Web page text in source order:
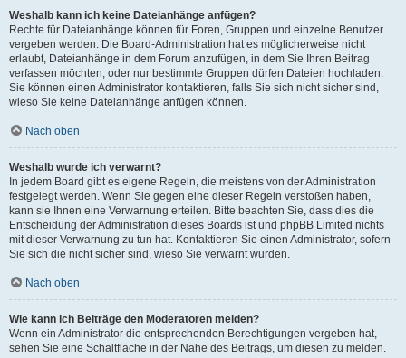
Weshalb kann ich keine Dateianhänge anfügen?
Rechte für Dateianhänge können für Foren, Gruppen und einzelne Benutzer
vergeben werden. Die Board-Administration hat es möglicherweise nicht
erlaubt, Dateianhänge in dem Forum anzufügen, in dem Sie Ihren Beitrag
verfassen möchten, oder nur bestimmte Gruppen dürfen Dateien hochladen.
Sie können einen Administrator kontaktieren, falls Sie sich nicht sicher sind,
wieso Sie keine Dateianhänge anfügen können.
Nach oben
Weshalb wurde ich verwarnt?
In jedem Board gibt es eigene Regeln, die meistens von der Administration
festgelegt werden. Wenn Sie gegen eine dieser Regeln verstoßen haben,
kann sie Ihnen eine Verwarnung erteilen. Bitte beachten Sie, dass dies die
Entscheidung der Administration dieses Boards ist und phpBB Limited nichts
mit dieser Verwarnung zu tun hat. Kontaktieren Sie einen Administrator, sofern
Sie sich die nicht sicher sind, wieso Sie verwarnt wurden.
Nach oben
Wie kann ich Beiträge den Moderatoren melden?
Wenn ein Administrator die entsprechenden Berechtigungen vergeben hat,
sehen Sie eine Schaltfläche in der Nähe des Beitrags, um diesen zu melden.